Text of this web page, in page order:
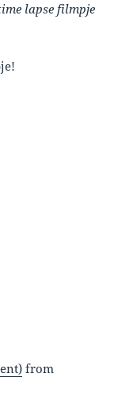
lapse filmpje
from